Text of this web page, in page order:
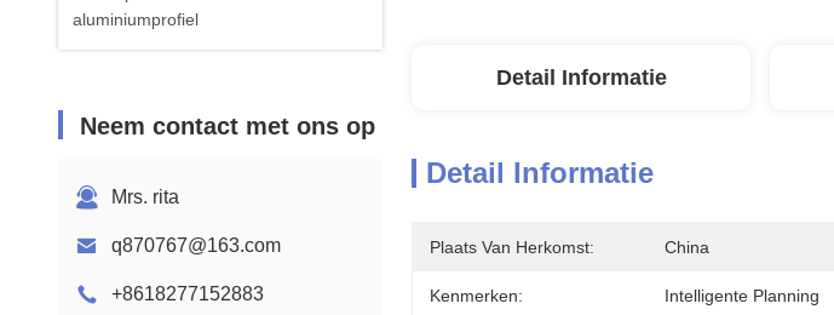
aluminiumprofiel
Neem contact met ons op
Mrs. rita
q870767@163.com
+8618277152883
Detail Informatie
Detail Informatie
Plaats Van Herkomst: China
Kenmerken: Intelligente Planning